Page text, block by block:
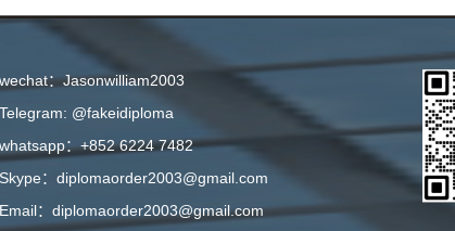
wechat：Jasonwilliam2003
Telegram: @fakeidiploma
whatsapp：+852 6224 7482
Skype：diplomaorder2003@gmail.com
Email：diplomaorder2003@gmail.com